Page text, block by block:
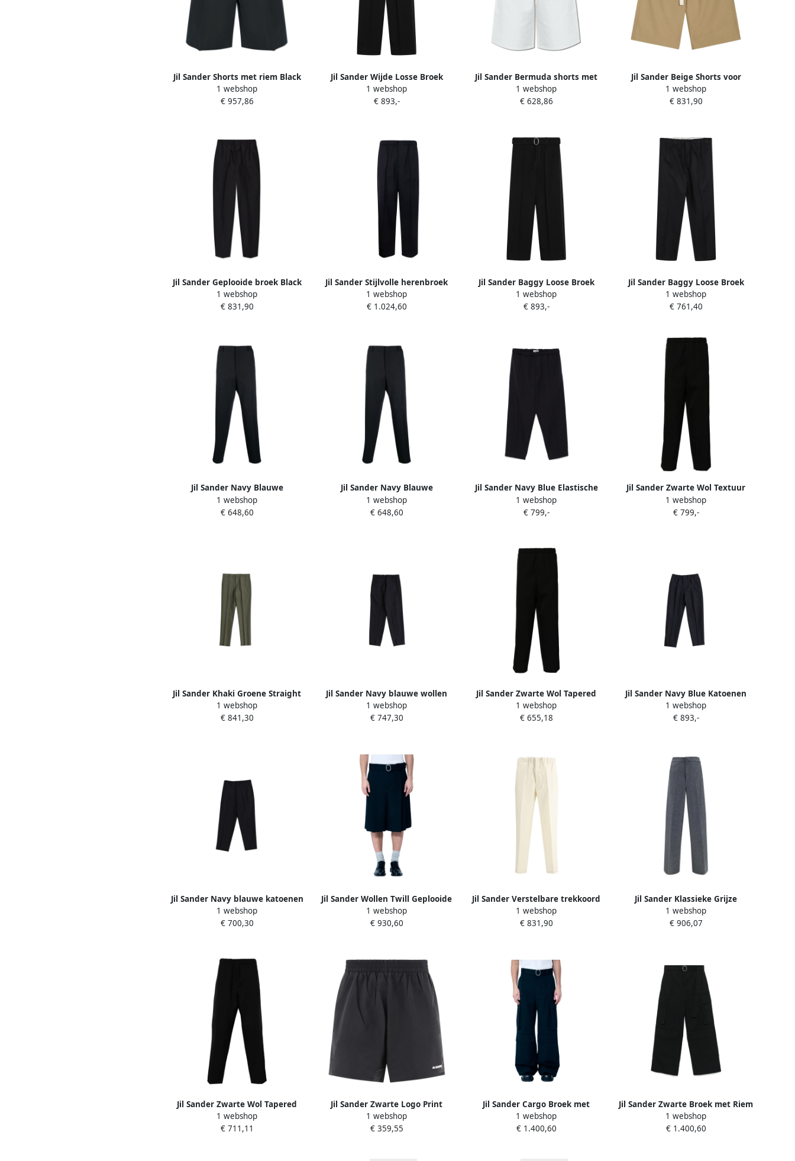
Jil Sander Shorts met riem Black
Heren
1 webshop
€ 957,86
Jil Sander Wijde Losse Broek
Black Heren
1 webshop
€ 893,-
Jil Sander Bermuda shorts met
logo White Heren
1 webshop
€ 628,86
Jil Sander Beige Shorts voor
Mannen Beige Heren
1 webshop
€ 831,90
Jil Sander Geplooide broek Black
Heren
1 webshop
€ 831,90
Jil Sander Stijlvolle herenbroek
voor herfst winter Black Heren
1 webshop
€ 1.024,60
Jil Sander Baggy Loose Broek
Black Heren
1 webshop
€ 893,-
Jil Sander Baggy Loose Broek
Blue Heren
1 webshop
€ 761,40
Jil Sander Navy Blauwe
Getailleerde Broek Blue Heren
1 webshop
€ 648,60
Jil Sander Navy Blauwe
Getailleerde Broek Blue Heren
1 webshop
€ 648,60
Jil Sander Navy Blue Elastische
Taille Broek Blue Heren
1 webshop
€ 799,-
Jil Sander Zwarte Wol Textuur
Taps Toelopende Broek Black
Heren
1 webshop
€ 799,-
Jil Sander Khaki Groene Straight
Leg Katoenen Broek Green Heren
1 webshop
€ 841,30
Jil Sander Navy blauwe wollen
sigarettenbroek Blue Heren
1 webshop
€ 747,30
Jil Sander Zwarte Wol Tapered
Broek Black Heren
1 webshop
€ 655,18
Jil Sander Navy Blue Katoenen
Casual Broek Black Heren
1 webshop
€ 893,-
Jil Sander Navy blauwe katoenen
straight-leg broek Blue Heren
1 webshop
€ 700,30
Jil Sander Wollen Twill Geplooide
Shorts met Riem Black Heren
1 webshop
€ 930,60
Jil Sander Verstelbare trekkoord
katoenen broek met zakken
Beige Heren
1 webshop
€ 831,90
Jil Sander Klassieke Grijze
Maatwerk Broek Gray Heren
1 webshop
€ 906,07
Jil Sander Zwarte Wol Tapered
Broek Black Heren
1 webshop
€ 711,11
Jil Sander Zwarte Logo Print
Elastische Taille Shorts Black
Heren
1 webshop
€ 359,55
Jil Sander Cargo Broek met
Afneembare Riem Black Heren
1 webshop
€ 1.400,60
Jil Sander Zwarte Broek met Riem
en Zakken Black Heren
1 webshop
€ 1.400,60